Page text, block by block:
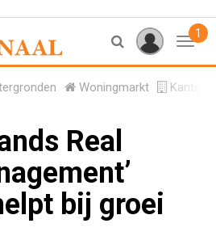
1
Woningmarkt
Real
bij groei